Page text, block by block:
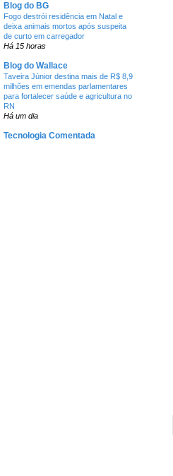
Blog do BG
Fogo destrói residência em Natal e
deixa animais mortos após suspeita
de curto em carregador
Há 15 horas
Blog do Wallace
Taveira Júnior destina mais de R$ 8,9
milhões em emendas parlamentares
para fortalecer saúde e agricultura no
RN
Há um dia
Tecnologia Comentada